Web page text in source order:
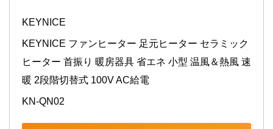
KEYNICE
KEYNICE ファンヒーター 足元ヒーター セラミック
ヒーター 首振り 暖房器具 省エネ 小型 温風＆熱風 速
暖 2段階切替式 100V AC給電
KN-QN02